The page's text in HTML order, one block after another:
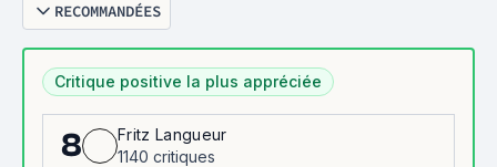
RECOMMANDÉES
Critique positive la plus appréciée
8
Fritz Langueur
1140 critiques